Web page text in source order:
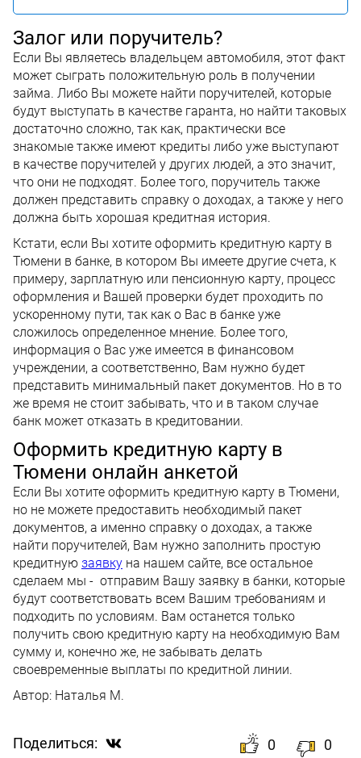
Залог или поручитель?
Если Вы являетесь владельцем автомобиля, этот факт
может сыграть положительную роль в получении
займа. Либо Вы можете найти поручителей, которые
будут выступать в качестве гаранта, но найти таковых
достаточно сложно, так как, практически все
знакомые также имеют кредиты либо уже выступают
в качестве поручителей у других людей, а это значит,
что они не подходят. Более того, поручитель также
должен представить справку о доходах, а также у него
должна быть хорошая кредитная история.
Кстати, если Вы хотите оформить кредитную карту в
Тюмени в банке, в котором Вы имеете другие счета, к
примеру, зарплатную или пенсионную карту, процесс
оформления и Вашей проверки будет проходить по
ускоренному пути, так как о Вас в банке уже
сложилось определенное мнение. Более того,
информация о Вас уже имеется в финансовом
учреждении, а соответственно, Вам нужно будет
представить минимальный пакет документов. Но в то
же время не стоит забывать, что и в таком случае
банк может отказать в кредитовании.
Оформить кредитную карту в
Тюмени онлайн анкетой
Если Вы хотите оформить кредитную карту в Тюмени,
но не можете предоставить необходимый пакет
документов, а именно справку о доходах, а также
найти поручителей, Вам нужно заполнить простую
кредитную заявку на нашем сайте, все остальное
сделаем мы - отправим Вашу заявку в банки, которые
будут соответствовать всем Вашим требованиям и
подходить по условиям. Вам останется только
получить свою кредитную карту на необходимую Вам
сумму и, конечно же, не забывать делать
своевременные выплаты по кредитной линии.
Автор: Наталья М.
Поделиться: 0 0